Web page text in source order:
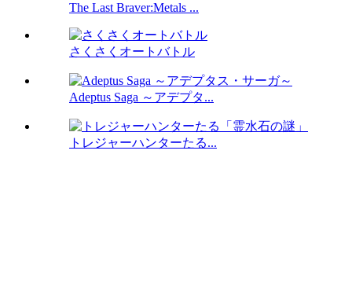
The Last Braver:Metals ...
さくさくオートバトル
Adeptus Saga ～アデプタ...
トレジャーハンターたる...